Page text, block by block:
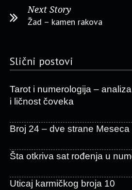
Next Story
Žad – kamen rakova
Slični postovi
Tarot i numerologija –
i ličnost čoveka
Broj 24 – dve strane Meseca
Šta otkriva sat rođenja u
Uticaj karmičkog broja 10